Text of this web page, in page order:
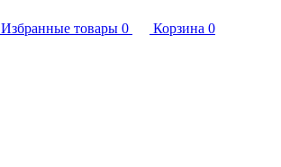
Избранные товары 0 Корзина 0